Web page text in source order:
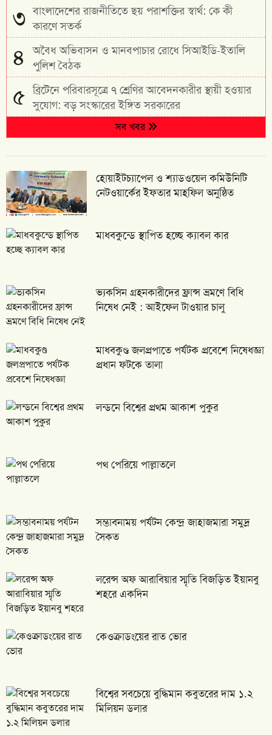
৩ বাংলাদেশের রাজনীতিতে ছয় পরাশক্তির স্বার্থ: কে কী
কারণে সতর্ক
৪
অবৈধ অভিবাসন ও মানবপাচার রোধে সিআইডি-ইতালি
পুলিশ বৈঠক
৫ ব্রিটেনে পরিবারসূত্রে ৭ শ্রেণির আবেদনকারীর স্থায়ী হওয়ার
সুযোগ: বড় সংস্কারের ইঙ্গিত সরকারের
সব খবর
হোয়াইটচ্যাপেল ও শ্যাডওয়েল কমিউনিটি
নেটওয়ার্কের ইফতার মাহফিল অনুষ্ঠিত
মাধবকুন্ডে স্থাপিত হচ্ছে ক্যাবল কার
ভ্যকসিন গ্রহনকারীদের ফ্রান্স ভ্রমণে বিধি
নিষেধ নেই : আইফেল টাওয়ার চালু
মাধবকুণ্ড জলপ্রপাতে পর্যটক প্রবেশে নিষেধজ্ঞা
প্রধান ফটকে তালা
লন্ডনে বিশ্বের প্রথম আকাশ পুকুর
পথ পেরিয়ে পাল্লাতলে
সম্ভাবনাময় পর্যটন কেন্দ্র জাহাজমারা সমুদ্র
সৈকত
লরেন্স অফ আরাবিয়ার স্মৃতি বিজড়িত ইয়ানবু
শহরে একদিন
কেওক্রাডংয়ের রাত ভোর
বিশ্বের সবচেয়ে বুদ্ধিমান কবুতরের দাম ১.২
মিলিয়ন ডলার